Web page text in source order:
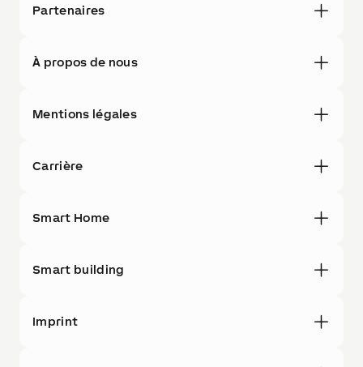
Partenaires
À propos de nous
Mentions légales
Carrière
Smart Home
Smart building
Imprint